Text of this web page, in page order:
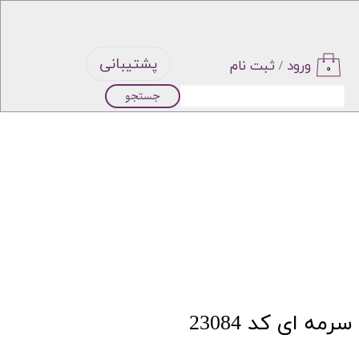
ورود / ثبت نام
حساب
خروج از
حساب
۰ پشتیبانی
جستجو
ای کد 23084